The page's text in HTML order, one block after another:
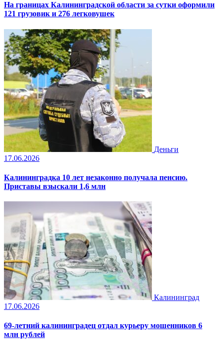
На границах Калининградской области за сутки оформили
121 грузовик и 276 легковушек
Деньги
17.06.2026
Калининградка 10 лет незаконно получала пенсию.
Приставы взыскали 1,6 млн
Калининград
17.06.2026
69-летний калининградец отдал курьеру мошенников 6
млн рублей